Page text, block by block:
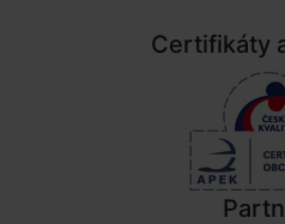
Certifikáty